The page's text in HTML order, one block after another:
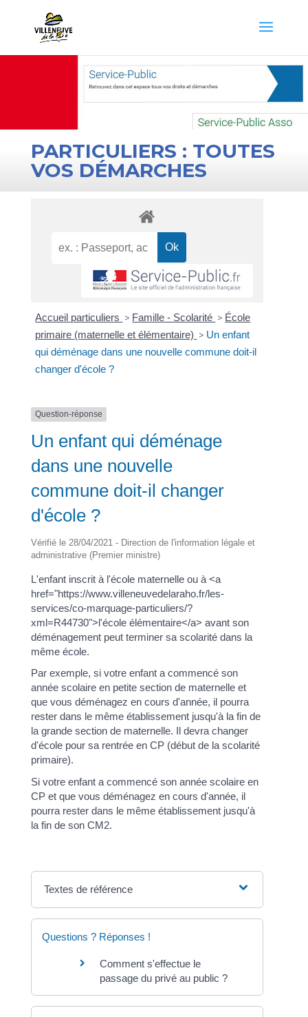
PARTICULIERS : TOUTES
VOS DÉMARCHES
Accueil particuliers > Famille - Scolarité > École
primaire (maternelle et élémentaire) > Un enfant
qui déménage dans une nouvelle commune doit-il
changer d'école ?
Question-réponse
Un enfant qui déménage
dans une nouvelle
commune doit-il changer
d'école ?
Vérifié le 28/04/2021 - Direction de l'information légale et
administrative (Premier ministre)
L'enfant inscrit à l'école maternelle ou à <a
href="https://www.villeneuvedelaraho.fr/les-
services/co-marquage-particuliers/?
xml=R44730">l'école élémentaire</a> avant son
déménagement peut terminer sa scolarité dans la
même école.
Par exemple, si votre enfant a commencé son
année scolaire en petite section de maternelle et
que vous déménagez en cours d'année, il pourra
rester dans le même établissement jusqu'à la fin de
la grande section de maternelle. Il devra changer
d'école pour sa rentrée en CP (début de la scolarité
primaire).
Si votre enfant a commencé son année scolaire en
CP et que vous déménagez en cours d'année, il
pourra rester dans le même établissement jusqu'à
la fin de son CM2.
Textes de référence
Questions ? Réponses !
Comment s'effectue le
passage du privé au public ?